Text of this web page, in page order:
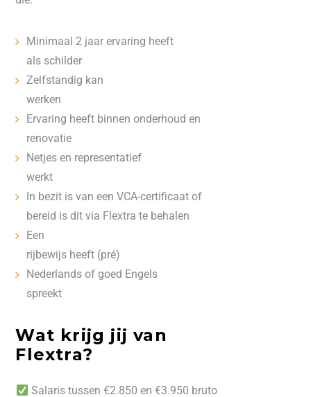
Minimaal 2 jaar ervaring heeft
als schilder
Zelfstandig kan
werken
Ervaring heeft binnen onderhoud en
renovatie
Netjes en representatief
werkt
In bezit is van een VCA-certificaat of
bereid is dit via Flextra te behalen
Een
rijbewijs heeft (pré)
Nederlands of goed Engels
spreekt
Wat krijg jij van
Flextra?
Salaris tussen €2.850 en €3.950 bruto